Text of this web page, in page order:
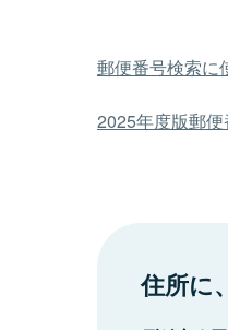
郵便番号検索に
2025年度版郵
住所に